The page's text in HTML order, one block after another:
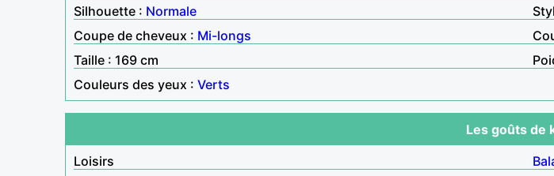
Silhouette : Normale
Coupe de cheveux : Mi-longs
Taille : 169 cm
Couleurs des yeux : Verts
Les goûts de
Loisirs